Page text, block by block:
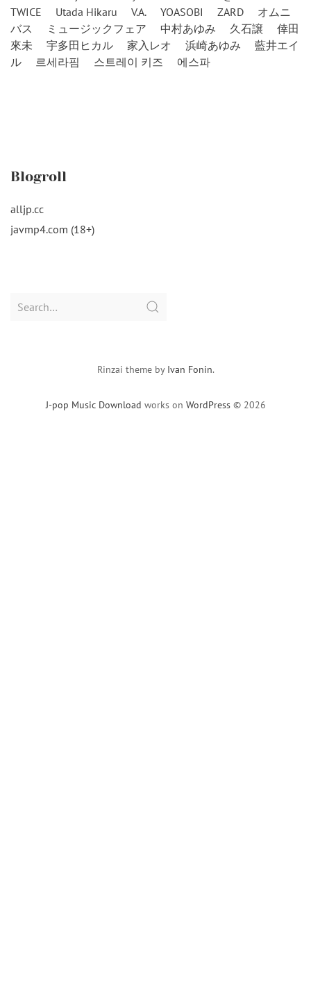
TWICE
Utada Hikaru V.A. YOASOBI ZARD
オムニ
バス
ミュージックフェア 中村あゆみ 久石譲
倖田
來未
宇多田ヒカル 家入レオ 浜崎あゆみ
藍井エイ
ル
르세라핌 스트레이 키즈 에스파
Blogroll
alljp.cc
javmp4.com (18+)
Search
J-pop Music Download works on WordPress © 2026
Rinzai theme by Ivan Fonin.